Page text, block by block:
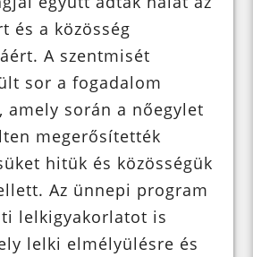
és a közösség
A szentmisét
sor a fogadalom
amely során a nőegylet
megerősítették
hitük és közösségük
Az ünnepi program
lelkigyakorlatot is
lelki elmélyülésre és